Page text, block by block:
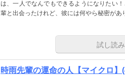
は、一人でなんでもできるようになりたい
輩と出会ったけれど、彼には何やら秘密が
試し読み
時雨先輩の運命の人【マイクロ】